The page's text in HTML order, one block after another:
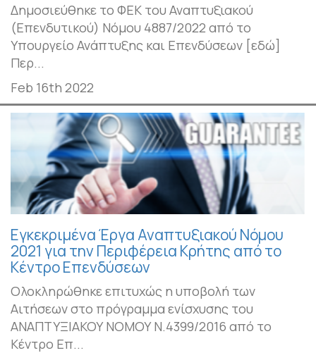
Δημοσιεύθηκε το ΦΕΚ του Αναπτυξιακού
(Επενδυτικού) Νόμου 4887/2022 από το
Υπουργείο Ανάπτυξης και Επενδύσεων [εδώ]
Περ...
Feb 16th 2022
Εγκεκριμένα Έργα Αναπτυξιακού Νόμου
2021 για την Περιφέρεια Κρήτης από το
Κέντρο Επενδύσεων
Ολοκληρώθηκε επιτυχώς η υποβολή των
Αιτήσεων στο πρόγραμμα ενίσχυσης του
ΑΝΑΠΤΥΞΙΑΚΟΥ ΝΟΜΟΥ Ν.4399/2016 από το
Κέντρο Επ...